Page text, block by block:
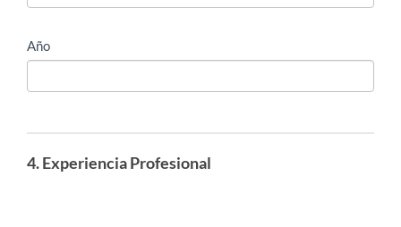
Año
4. Experiencia Profesional